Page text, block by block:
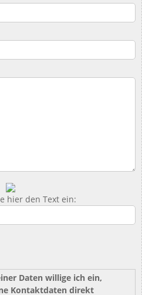
hier den Text ein:
Daten willige ich ein,
Kontaktdaten direkt